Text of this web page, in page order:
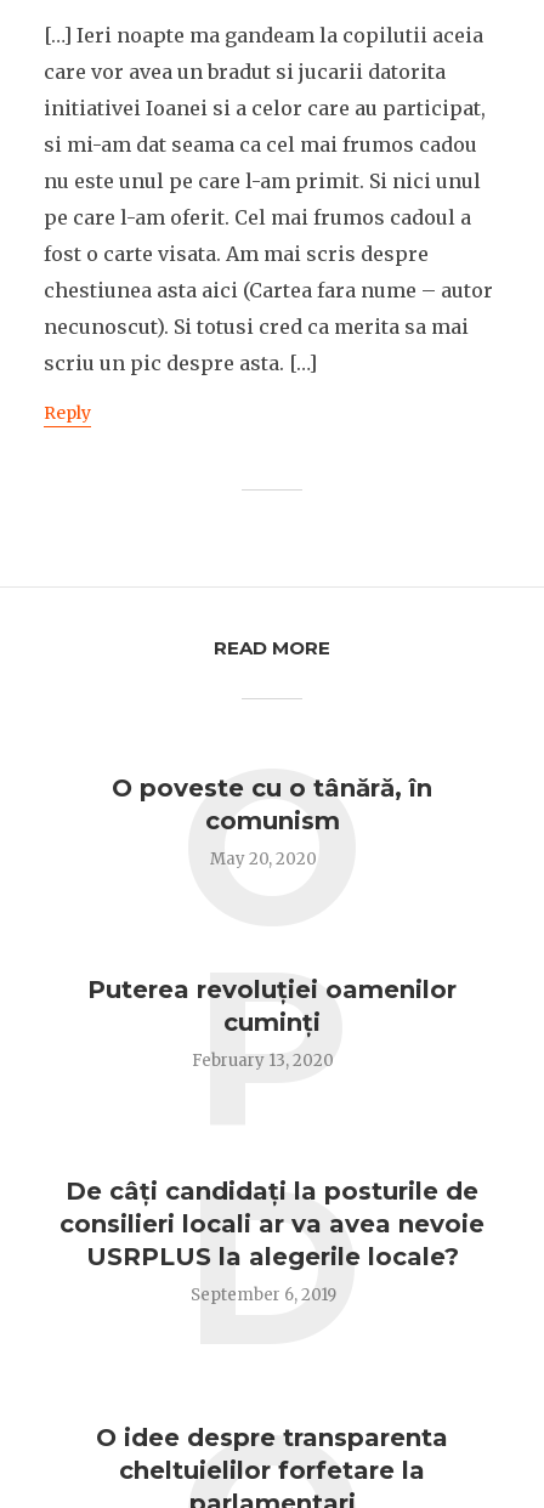
[…] Ieri noapte ma gandeam la copilutii aceia
care vor avea un bradut si jucarii datorita
initiativei Ioanei si a celor care au participat,
si mi-am dat seama ca cel mai frumos cadou
nu este unul pe care l-am primit. Si nici unul
pe care l-am oferit. Cel mai frumos cadoul a
fost o carte visata. Am mai scris despre
chestiunea asta aici (Cartea fara nume – autor
necunoscut). Si totusi cred ca merita sa mai
scriu un pic despre asta. […]
Reply
READ MORE
O poveste cu o tânără, în
comunism
May 20, 2020
O
Puterea revoluției oamenilor
cuminți
February 13, 2020
P
De câți candidați la posturile de
consilieri locali ar va avea nevoie
USRPLUS la alegerile locale?
September 6, 2019
D
O idee despre transparenta
cheltuielilor forfetare la